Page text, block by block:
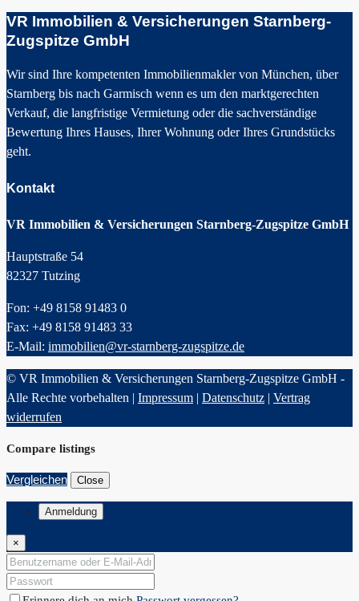
VR Immobilien & Versicherungen Starnberg-
Zugspitze GmbH
Wir sind Ihre kompetenten Immobilienmakler von München, über
Starnberg bis nach Garmisch wenn es um den marktgerechten
Verkauf, die langfristige Vermietung oder die sachverständige
Bewertung Ihres Hauses, Ihrer Wohnung oder Ihres Grundstücks
geht.
Kontakt
VR Immobilien & Versicherungen Starnberg-Zugspitze GmbH
Hauptstraße 54
82327 Tutzing
Fon: +49 8158 91483 0
Fax: +49 8158 91483 33
E-Mail: immobilien@vr-starnberg-zugspitze.de
© VR Immobilien & Versicherungen Starnberg-Zugspitze GmbH -
Alle Rechte vorbehalten | Impressum | Datenschutz | Vertrag
widerrufen
Compare listings
Vergleichen Close
Anmeldung
×